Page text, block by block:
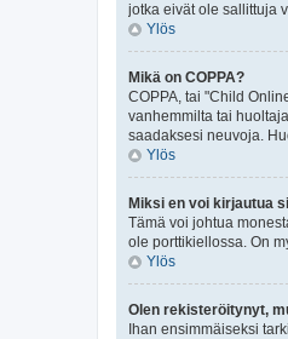
jotka eivät ole sallittuja
Ylös
Mikä on COPPA?
COPPA, tai "Child
vanhemmilta tai
saadaksesi neuvoja.
Ylös
Miksi en voi kirjautua
Tämä voi johtua
ole porttikiellossa. On
Ylös
Olen rekisteröitynyt,
Ihan ensimmäiseksi